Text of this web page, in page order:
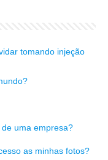
tomando injeção
uma empresa?
as minhas fotos?